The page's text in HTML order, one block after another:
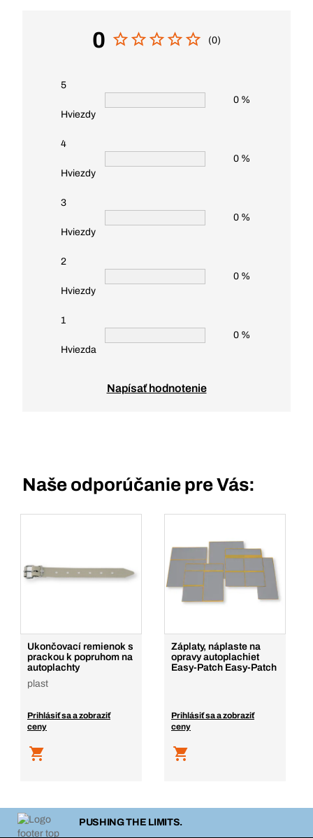
0 (0)
5
Hviezdy
0 %
4
Hviezdy
0 %
3
Hviezdy
0 %
2
Hviezdy
0 %
1
Hviezda
0 %
Napísať hodnotenie
Naše odporúčanie pre Vás:
Ukončovací remienok s
prackou k popruhom na
autoplachty
plast
Prihlásiť sa a zobraziť
ceny
Záplaty, náplaste na
opravy autoplachiet
Easy-Patch Easy-Patch
Prihlásiť sa a zobraziť
ceny
PUSHING THE LIMITS.